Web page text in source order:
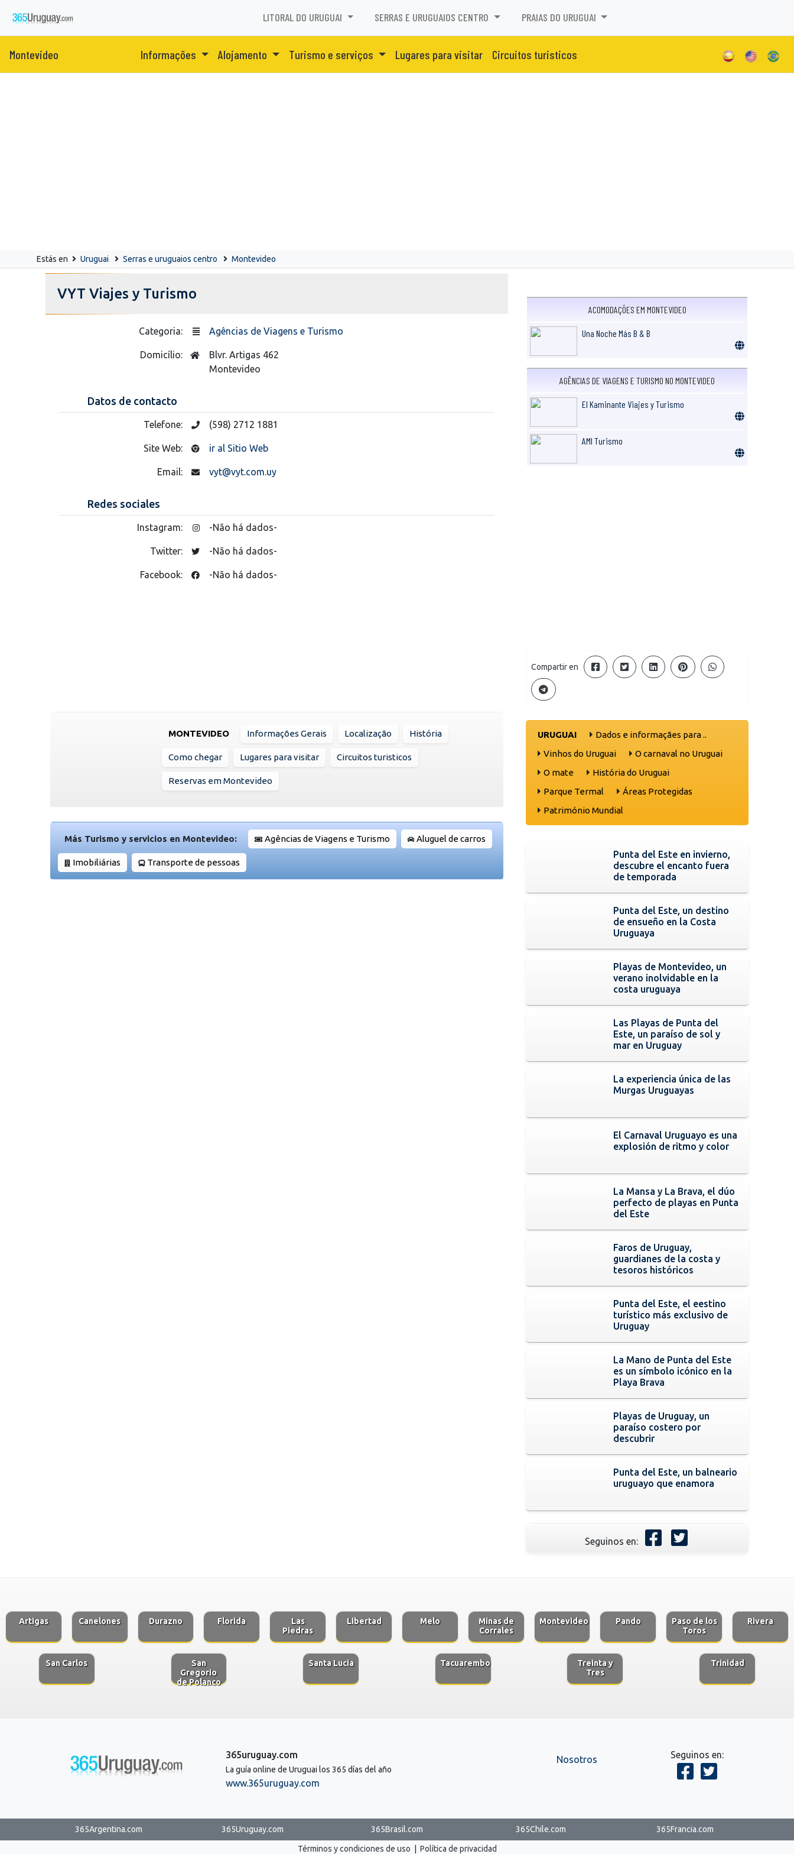
LITORAL DO URUGUAI SERRAS E URUGUAIOS CENTRO PRAIAS DO URUGUAI
Montevideo Informações Alojamento Turismo e serviços Lugares para visitar Circuitos turisticos
Estás en Uruguai Serras e uruguaios centro Montevideo
VYT Viajes y Turismo
Categoria: Agências de Viagens e Turismo
Domicílio:
Blvr. Artigas 462
Montevideo
Datos de contacto
Telefone: (598) 2712 1881
Site Web: ir al Sitio Web
Email: vyt@vyt.com.uy
Redes sociales
Instagram: -Não há dados-
Twitter: -Não há dados-
Facebook: -Não há dados-
MONTEVIDEO Informações Gerais Localização História
Como chegar Lugares para visitar Circuitos turisticos
Reservas em Montevideo
Más Turismo y servicios en Montevideo: Agências de Viagens e Turismo Aluguel de carros
Imobiliárias Transporte de pessoas
ACOMODAÇÕES EM MONTEVIDEO
Una Noche Más B & B
AGÊNCIAS DE VIAGENS E TURISMO NO MONTEVIDEO
El Kaminante Viajes y Turismo
AMI Turismo
Compartir en
URUGUAI
Dados e informaçães para ..
Vinhos do Uruguai
O carnaval no Uruguai
O mate
História do Uruguai
Parque Termal
Áreas Protegidas
Património Mundial
Punta del Este en invierno,
descubre el encanto fuera
de temporada
Punta del Este, un destino
de ensueño en la Costa
Uruguaya
Playas de Montevideo, un
verano inolvidable en la
costa uruguaya
Las Playas de Punta del
Este, un paraíso de sol y
mar en Uruguay
La experiencia única de las
Murgas Uruguayas
El Carnaval Uruguayo es una
explosión de ritmo y color
La Mansa y La Brava, el dúo
perfecto de playas en Punta
del Este
Faros de Uruguay,
guardianes de la costa y
tesoros históricos
Punta del Este, el eestino
turístico más exclusivo de
Uruguay
La Mano de Punta del Este
es un símbolo icónico en la
Playa Brava
Playas de Uruguay, un
paraíso costero por
descubrir
Punta del Este, un balneario
uruguayo que enamora
Seguinos en:
Artigas Canelones Durazno Florida
Las
Piedras
Libertad Melo
Minas de
Corrales
Montevideo Pando
Paso de los
Toros
Rivera
San Carlos
San
Gregorio
de Polanco
Santa Lucia Tacuarembo
Treinta y
Tres
Trinidad
365uruguay.com
La guía online de Uruguai los 365 días del año
www.365uruguay.com
Nosotros Seguinos en:
365Argentina.com 365Uruguay.com 365Brasil.com 365Chile.com 365Francia.com
Términos y condiciones de uso Política de privacidad